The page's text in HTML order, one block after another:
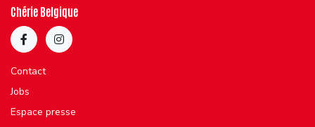
Chérie Belgique
Contact
Jobs
Espace presse